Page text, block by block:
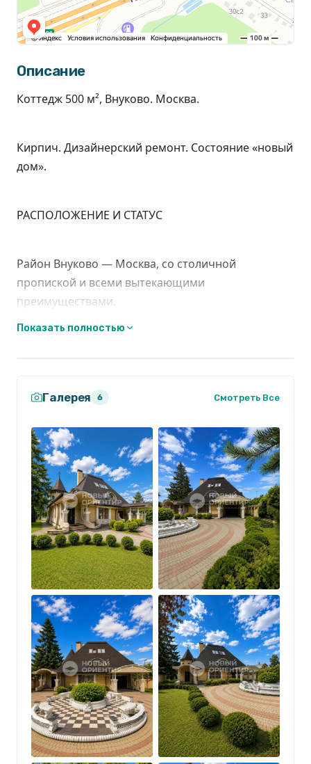
Описание
Коттедж 500 м², Внуково. Москва.
Кирпич. Дизайнерский ремонт. Состояние «новый
дом».
РАСПОЛОЖЕНИЕ И СТАТУС
Район Внуково — Москва, со столичной
пропиской и всеми вытекающими
преимуществами.
машин здесь не бывает: минимум трафика,
максимум приватности. Ваш круг — только вы и
один сосед.
КОНСТРУКЦИЯ И ЦИФРЫ
• 2 этажа + цоколь и мансарда.
• Материал: кирпич. Долговечно, тепло, тихо.
• 500 м² жилого пространства.
• 14,4 сотки земли. Ландшафтный дизайн
завершён и ухожен.
• Газ планируется к 2030 году.
Показать полностью
Галерея 6 Смотреть Все